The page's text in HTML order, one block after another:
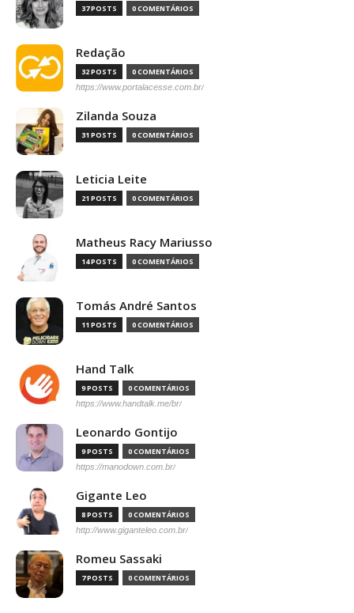
37 POSTS 0 COMENTÁRIOS
Redação
32 POSTS 0 COMENTÁRIOS
https://www.portalacesse.com.br/
Zilanda Souza
31 POSTS 0 COMENTÁRIOS
Leticia Leite
21 POSTS 0 COMENTÁRIOS
Matheus Racy Mariusso
14 POSTS 0 COMENTÁRIOS
Tomás André Santos
11 POSTS 0 COMENTÁRIOS
Hand Talk
9 POSTS 0 COMENTÁRIOS
https://www.handtalk.me/br/
Leonardo Gontijo
9 POSTS 0 COMENTÁRIOS
https://manodown.com.br/
Gigante Leo
8 POSTS 0 COMENTÁRIOS
http://www.giganteleo.com.br/
Romeu Sassaki
7 POSTS 0 COMENTÁRIOS